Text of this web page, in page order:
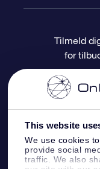
This website
We use cookies
provide social
traffic. We also
Anmeldelser
OSR
Firmagaver
One Million
OSR Stjerne-
Flyv mig ud
Returpolitik
Tilmeld
for